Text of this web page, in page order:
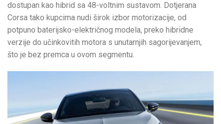
dostupan kao hibrid sa 48-voltnim sustavom. Dotjerana
Corsa tako kupcima nudi širok izbor motorizacije, od
potpuno baterijsko-električnog modela, preko hibridne
verzije do učinkovitih motora s unutarnjih sagorijevanjem,
što je bez premca u ovom segmentu.